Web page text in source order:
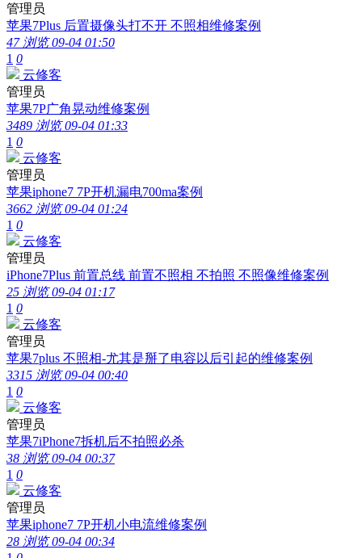
管理员
苹果7Plus 后置摄像头打不开 不照相维修案例
47 浏览 09-04 01:50
1 0
云修客
管理员
苹果7P广角晃动维修案例
3489 浏览 09-04 01:33
1 0
云修客
管理员
苹果iphone7 7P开机漏电700ma案例
3662 浏览 09-04 01:24
1 0
云修客
管理员
iPhone7Plus 前置总线 前置不照相 不拍照 不照像维修案例
25 浏览 09-04 01:17
1 0
云修客
管理员
苹果7plus 不照相-尤其是掰了电容以后引起的维修案例
3315 浏览 09-04 00:40
1 0
云修客
管理员
苹果7iPhone7拆机后不拍照必杀
38 浏览 09-04 00:37
1 0
云修客
管理员
苹果iphone7 7P开机小电流维修案例
28 浏览 09-04 00:34